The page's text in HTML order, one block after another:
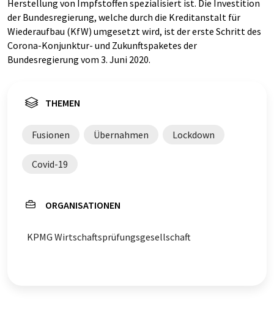
Herstellung von Impfstoffen spezialisiert ist. Die Investition
der Bundesregierung, welche durch die Kreditanstalt für
Wiederaufbau (KfW) umgesetzt wird, ist der erste Schritt des
Corona-Konjunktur- und Zukunftspaketes der
Bundesregierung vom 3. Juni 2020.
THEMEN
Fusionen Übernahmen Lockdown
Covid-19
ORGANISATIONEN
KPMG Wirtschaftsprüfungsgesellschaft